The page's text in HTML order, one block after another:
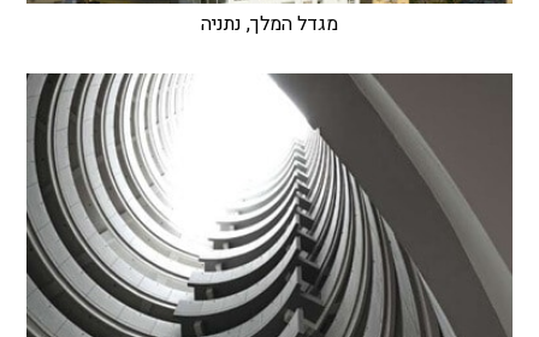
מגדל המלך, נתניה